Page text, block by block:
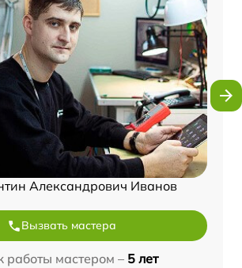
Александрович Иванов
Вызвать мастера
работы мастером – 5 лет